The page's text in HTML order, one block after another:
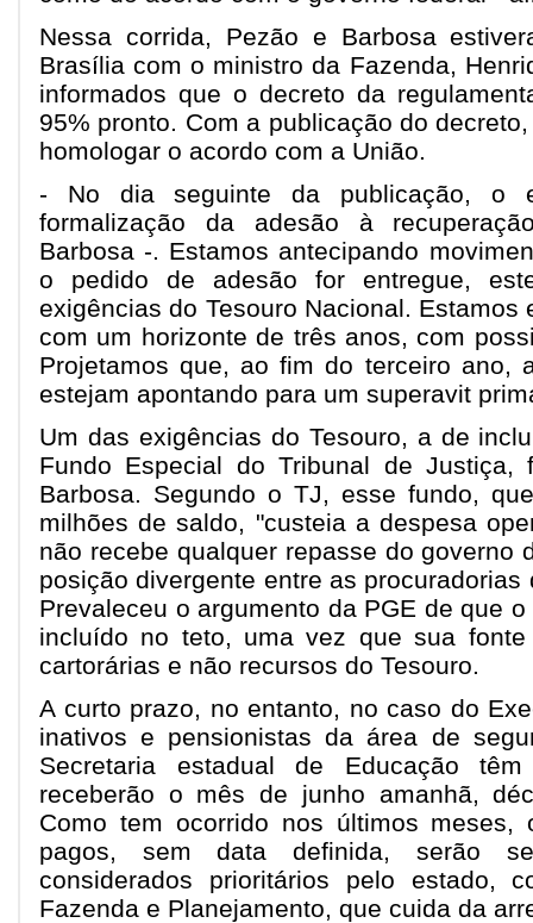
Nessa corrida, Pezão e Barbosa
Brasília com o ministro da Fazenda,
informados que o decreto da
95% pronto. Com a publicação do
homologar o acordo com a União.
- No dia seguinte da publicação, o
formalização da adesão à
Barbosa -. Estamos antecipando
o pedido de adesão for entregue,
exigências do Tesouro Nacional. Estamos
com um horizonte de três anos, com
Projetamos que, ao fim do terceiro ano,
estejam apontando para um superavit
Um das exigências do Tesouro, a de
Fundo Especial do Tribunal de Justiça,
Barbosa. Segundo o TJ, esse fundo,
milhões de saldo, "custeia a despesa
não recebe qualquer repasse do governo
posição divergente entre as procuradorias
Prevaleceu o argumento da PGE de que
incluído no teto, uma vez que sua
cartorárias e não recursos do Tesouro.
A curto prazo, no entanto, no caso do
inativos e pensionistas da área de
Secretaria estadual de Educação
receberão o mês de junho amanhã,
Como tem ocorrido nos últimos meses,
pagos, sem data definida, serão
considerados prioritários pelo estado,
Fazenda e Planejamento, que cuida da